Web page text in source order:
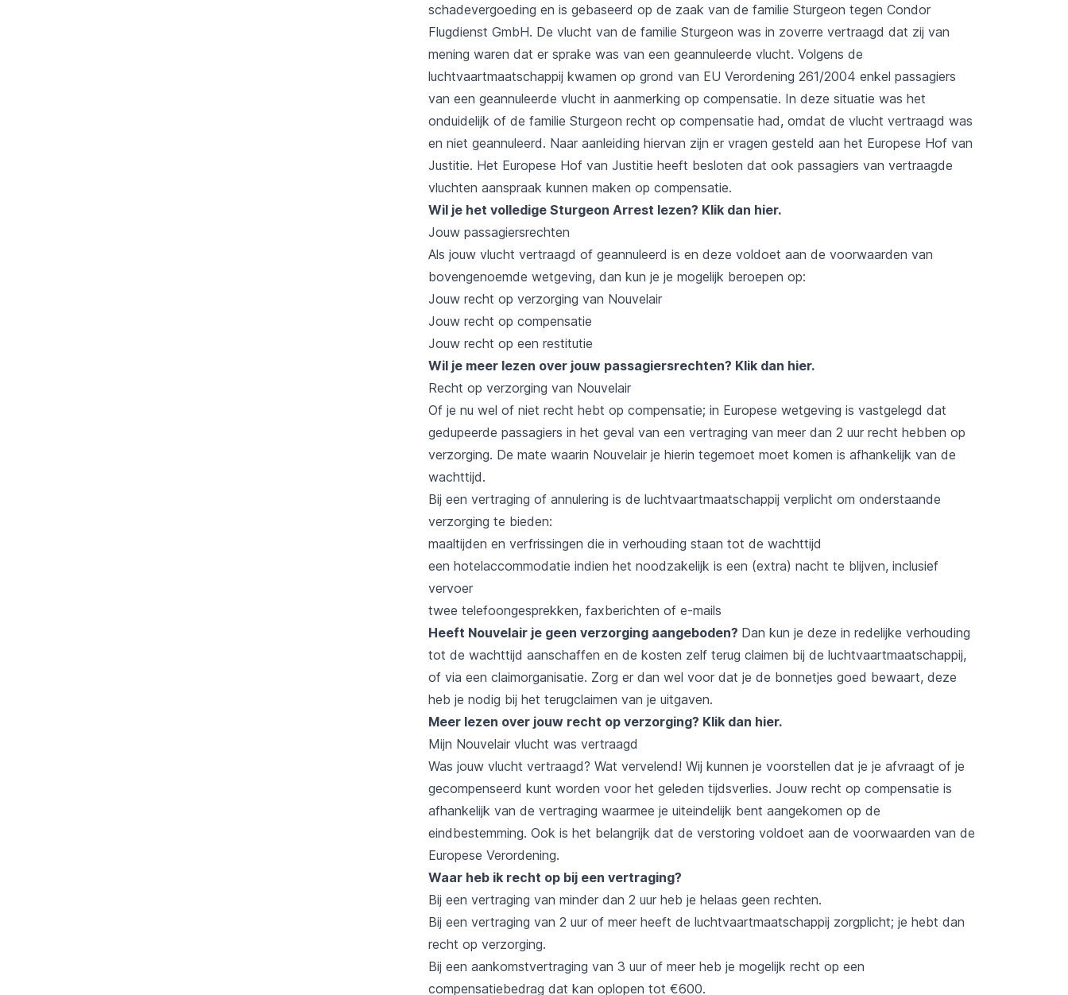
schadevergoeding en is gebaseerd op de zaak van de familie Sturgeon tegen Condor
Flugdienst GmbH. De vlucht van de familie Sturgeon was in zoverre vertraagd dat zij van
mening waren dat er sprake was van een geannuleerde vlucht. Volgens de
luchtvaartmaatschappij kwamen op grond van EU Verordening 261/2004 enkel passagiers
van een geannuleerde vlucht in aanmerking op compensatie. In deze situatie was het
onduidelijk of de familie Sturgeon recht op compensatie had, omdat de vlucht vertraagd was
en niet geannuleerd. Naar aanleiding hiervan zijn er vragen gesteld aan het Europese Hof van
Justitie. Het Europese Hof van Justitie heeft besloten dat ook passagiers van vertraagde
vluchten aanspraak kunnen maken op compensatie.
Wil je het volledige Sturgeon Arrest lezen? Klik dan hier.
Jouw passagiersrechten
Als jouw vlucht vertraagd of geannuleerd is en deze voldoet aan de voorwaarden van
bovengenoemde wetgeving, dan kun je je mogelijk beroepen op:
Jouw recht op verzorging van Nouvelair
Jouw recht op compensatie
Jouw recht op een restitutie
Wil je meer lezen over jouw passagiersrechten? Klik dan hier.
Recht op verzorging van Nouvelair
Of je nu wel of niet recht hebt op compensatie; in Europese wetgeving is vastgelegd dat
gedupeerde passagiers in het geval van een vertraging van meer dan 2 uur recht hebben op
verzorging. De mate waarin Nouvelair je hierin tegemoet moet komen is afhankelijk van de
wachttijd.
Bij een vertraging of annulering is de luchtvaartmaatschappij verplicht om onderstaande
verzorging te bieden:
maaltijden en verfrissingen die in verhouding staan tot de wachttijd
een hotelaccommodatie indien het noodzakelijk is een (extra) nacht te blijven, inclusief
vervoer
twee telefoongesprekken, faxberichten of e-mails
Heeft Nouvelair je geen verzorging aangeboden? Dan kun je deze in redelijke verhouding
tot de wachttijd aanschaffen en de kosten zelf terug claimen bij de luchtvaartmaatschappij,
of via een claimorganisatie. Zorg er dan wel voor dat je de bonnetjes goed bewaart, deze
heb je nodig bij het terugclaimen van je uitgaven.
Meer lezen over jouw recht op verzorging? Klik dan hier.
Mijn Nouvelair vlucht was vertraagd
Was jouw vlucht vertraagd? Wat vervelend! Wij kunnen je voorstellen dat je je afvraagt of je
gecompenseerd kunt worden voor het geleden tijdsverlies. Jouw recht op compensatie is
afhankelijk van de vertraging waarmee je uiteindelijk bent aangekomen op de
eindbestemming. Ook is het belangrijk dat de verstoring voldoet aan de voorwaarden van de
Europese Verordening.
Waar heb ik recht op bij een vertraging?
Bij een vertraging van minder dan 2 uur heb je helaas geen rechten.
Bij een vertraging van 2 uur of meer heeft de luchtvaartmaatschappij zorgplicht; je hebt dan
recht op verzorging.
Bij een aankomstvertraging van 3 uur of meer heb je mogelijk recht op een
compensatiebedrag dat kan oplopen tot €600.